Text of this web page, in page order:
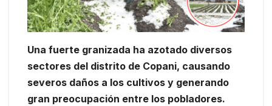
Una fuerte granizada ha azotado diversos
sectores del distrito de Copani, causando
severos daños a los cultivos y generando
gran preocupación entre los pobladores.